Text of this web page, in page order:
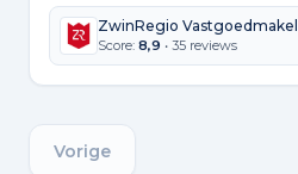
ZwinRegio
Score: 8,9 • 35 reviews
Vorige